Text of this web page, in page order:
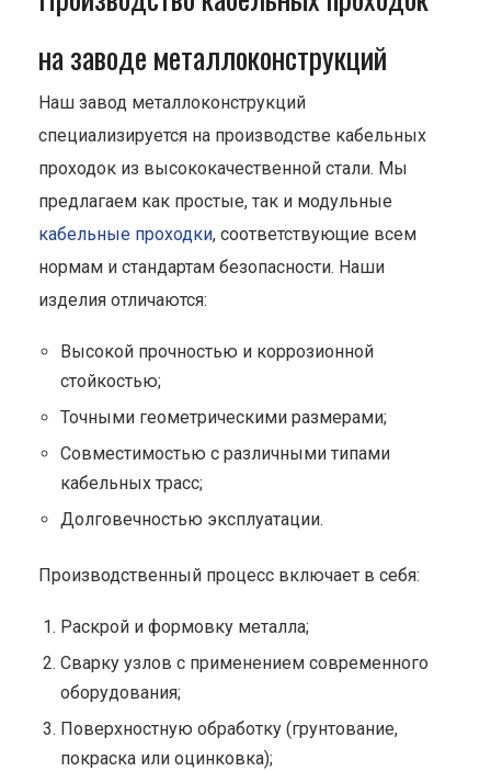
на заводе металлоконструкций
Наш завод металлоконструкций
специализируется на производстве кабельных
проходок из высококачественной стали. Мы
предлагаем как простые, так и модульные
кабельные проходки, соответствующие всем
нормам и стандартам безопасности. Наши
изделия отличаются:
Высокой прочностью и коррозионной
стойкостью;
Точными геометрическими размерами;
Совместимостью с различными типами
кабельных трасс;
Долговечностью эксплуатации.
Производственный процесс включает в себя:
Раскрой и формовку металла;
Сварку узлов с применением современного
оборудования;
Поверхностную обработку (грунтование,
покраска или оцинковка);